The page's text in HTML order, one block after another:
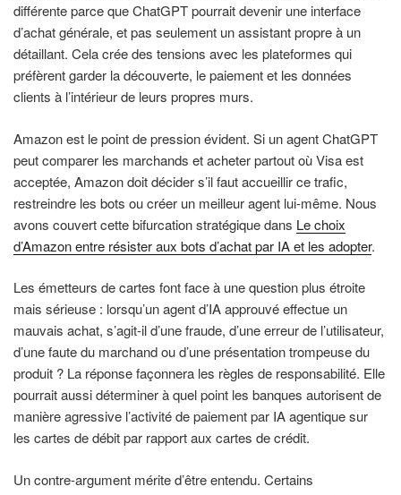
différente parce que ChatGPT pourrait devenir une interface
d’achat générale, et pas seulement un assistant propre à un
détaillant. Cela crée des tensions avec les plateformes qui
préfèrent garder la découverte, le paiement et les données
clients à l’intérieur de leurs propres murs.
Amazon est le point de pression évident. Si un agent ChatGPT
peut comparer les marchands et acheter partout où Visa est
acceptée, Amazon doit décider s’il faut accueillir ce trafic,
restreindre les bots ou créer un meilleur agent lui-même. Nous
avons couvert cette bifurcation stratégique dans Le choix
d’Amazon entre résister aux bots d’achat par IA et les adopter.
Les émetteurs de cartes font face à une question plus étroite
mais sérieuse : lorsqu’un agent d’IA approuvé effectue un
mauvais achat, s’agit-il d’une fraude, d’une erreur de l’utilisateur,
d’une faute du marchand ou d’une présentation trompeuse du
produit ? La réponse façonnera les règles de responsabilité. Elle
pourrait aussi déterminer à quel point les banques autorisent de
manière agressive l’activité de paiement par IA agentique sur
les cartes de débit par rapport aux cartes de crédit.
Un contre-argument mérite d’être entendu. Certains